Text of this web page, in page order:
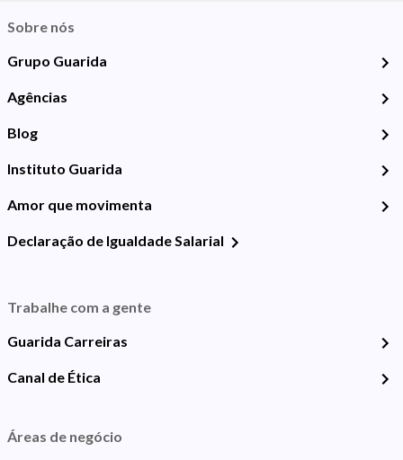
Sobre nós
Grupo Guarida
Agências
Blog
Instituto Guarida
Amor que movimenta
Declaração de Igualdade Salarial
Trabalhe com a gente
Guarida Carreiras
Canal de Ética
Áreas de negócio